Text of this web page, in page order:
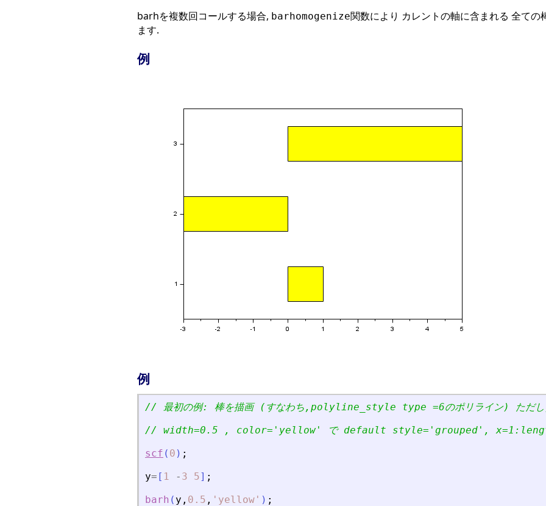
barhを複数回コールする場合, barhomogenize関数により カレントの軸に含まれる 全て
ます.
例
例
// 最初の例: 棒を描画 (すなわち,polyline_style type =6のポリライン) ただ
// width=0.5 , color= ' yellow ' で default style= ' grouped ' ,
scf ( 0 ) ;
y= [ 1 - 3 5] ;
barh ( y , 0.5 , ' yellow ' ) ;